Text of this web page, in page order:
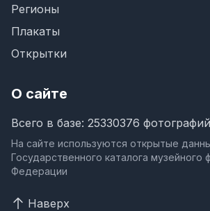
Регионы
Плакаты
Открытки
О сайте
Всего в базе: 25330376 фотографий
На сайте используются открытые
Государственного каталога музейного
Федерации
Наверх